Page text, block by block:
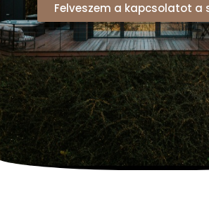
Felveszem a kapcsolatot a